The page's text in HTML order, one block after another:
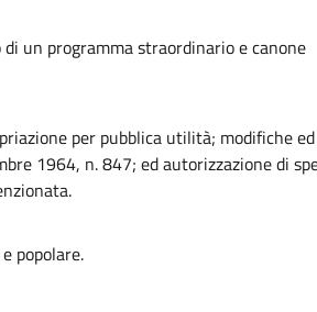
un programma straordinario e canone
per pubblica utilità; modifiche ed
1964, n. 847; ed autorizzazione di
popolare.